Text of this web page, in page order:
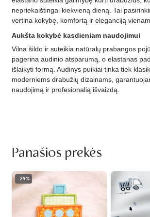
nepriekaištingai kiekvieną dieną. Tai
vertina kokybę, komfortą ir eleganciją
Aukšta kokybė kasdieniam naudojimui
Vilna šildo ir suteikia natūralų prabangos
pagerina audinio atsparumą, o elastanas
išlaikyti formą. Audinys puikiai tinka tiek
moderniems drabužių dizainams,
naudojimą ir profesionalią išvaizdą.
Panašios prekės
-29%